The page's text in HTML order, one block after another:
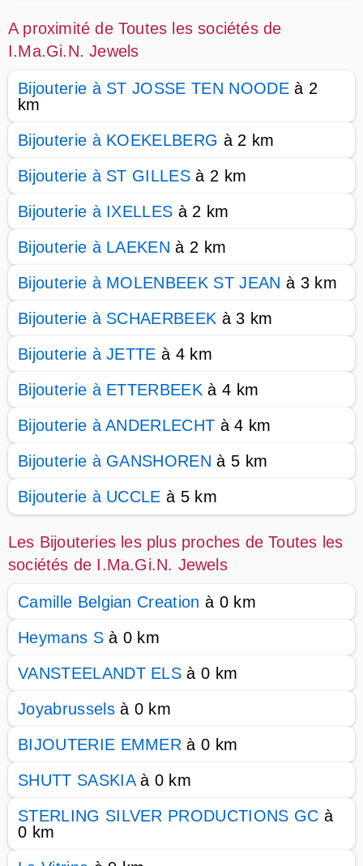
A proximité de Toutes les sociétés de
I.Ma.Gi.N. Jewels
Bijouterie à ST JOSSE TEN NOODEà 2
km
Bijouterie à KOEKELBERG à 2 km
Bijouterie à ST GILLES à 2 km
Bijouterie à IXELLES à 2 km
Bijouterie à LAEKEN à 2 km
Bijouterie à MOLENBEEK ST JEAN à 3 km
Bijouterie à SCHAERBEEK à 3 km
Bijouterie à JETTE à 4 km
Bijouterie à ETTERBEEK à 4 km
Bijouterie à ANDERLECHT à 4 km
Bijouterie à GANSHOREN à 5 km
Bijouterie à UCCLE à 5 km
Les Bijouteries les plus proches de Toutes les
sociétés de I.Ma.Gi.N. Jewels
Camille Belgian Creation à 0 km
Heymans Sà 0 km
VANSTEELANDT ELS à 0 km
Joyabrusselsà 0 km
BIJOUTERIE EMMER à 0 km
SHUTT SASKIAà 0 km
STERLING SILVER PRODUCTIONS GC à
0 km